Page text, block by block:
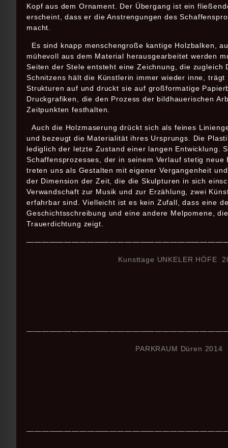
Kopf aus dem Ornament. Der Übergang ist ein
erscheint, dass er die Anstrengungen des
macht.
Es sind knapp menschengroße kantige Holzbalken,
mühevoll aus dem Material herausgearbeitet werden
Seiten der Stele entsteht eine Zeichnung, die zugleich
Schnitzens hält die Künstlerin immer wieder inne,
Strukturen auf und druckt sie auf großformatige
Druckgrafiken, die den Prozess der bildhauerischen
Zeitpunkten festhalten.
Auch die Holzmaserung drückt sich als feines
und bezeugt die Materialität ihres Ursprungs. Die
lediglich der letzte Zustand einer langen Entwicklung.
Schaffensprozesses, der in seinem Verlauf stetig
treten uns als Gestalten mit eigener Vergangenheit
der Dimension der Zeit, die die Skulpturen in sich
Verwandschaft zur Musik und zur Erzählung, zwei
erfahrbar sind. Vielleicht ist es kein Zufall, dass eine
Geschichtsschreibung und eine andere Melpomene,
Trauerdichtung zeigt.
Kunsttage UNKELER HÖFE
PARKRAUM Düren 2014